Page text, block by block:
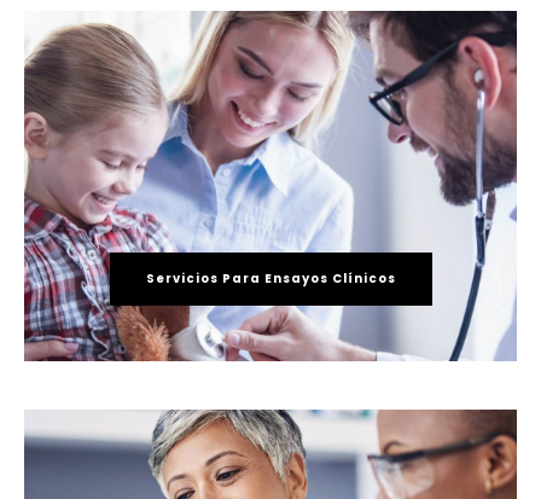
Servicios Para Ensayos Clínicos